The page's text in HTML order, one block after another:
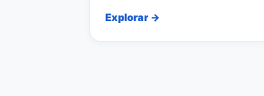
Explorar →